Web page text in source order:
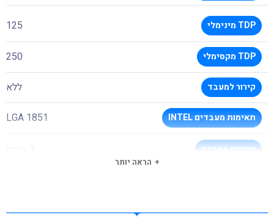
TDP מינימלי 125
TDP מקסימלי 250
קירור למעבד ללא
תאימות מעבדים INTEL LGA 1851
תקופת אחריות 3 שנים
הראה יותר